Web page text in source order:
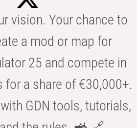
vision. Your chance to
a mod or map for
25 and compete in
for a share of €30,000+.
GDN tools, tutorials,